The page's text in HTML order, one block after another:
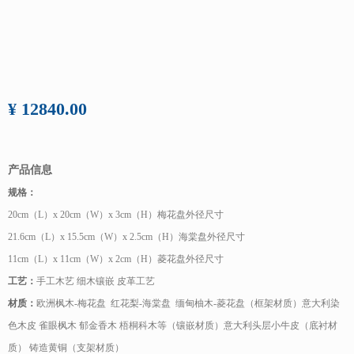
¥ 12840.00
产品信息
规格：
20cm（L）x 20cm（W）x 3cm（H）梅花盘外径尺寸
21.6cm（L）x 15.5cm（W）x 2.5cm（H）海棠盘外径尺寸
11cm（L）x 11cm（W）x 2cm（H）菱花盘外径尺寸
工艺： 手工木艺 细木镶嵌 皮革工艺
材质： 欧洲枫木-梅花盘 红花梨-海棠盘 缅甸柚木-菱花盘（框架材质）意大利染
色木皮 雀眼枫木 郁金香木 梧桐科木等（镶嵌材质）意大利头层小牛皮（底衬材
质） 铸造黄铜（支架材质）